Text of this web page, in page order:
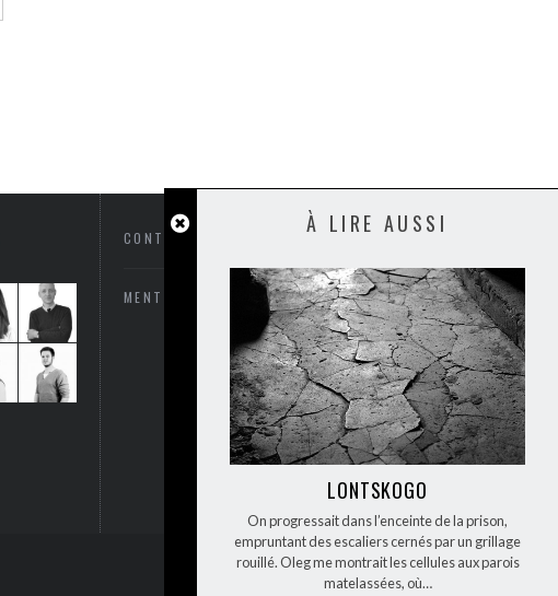
À LIRE AUSSI
LONTSKOGO
On progressait dans l’enceinte de la prison,
empruntant des escaliers cernés par un grillage
rouillé. Oleg me montrait les cellules aux parois
matelassées, où…
CONTACTEZ-NOUS
MENTIONS LÉGALES